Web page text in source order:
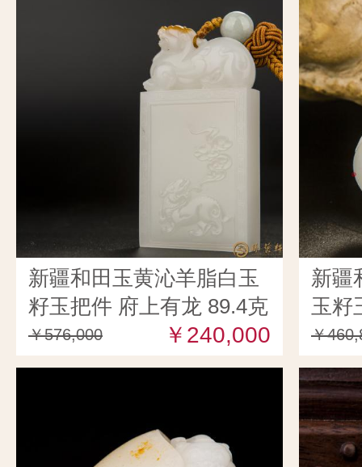
新疆和田玉黄沁羊脂白玉
籽玉把件 府上有龙 89.4克
￥576,000 ￥240,000
新疆
玉籽
克
￥